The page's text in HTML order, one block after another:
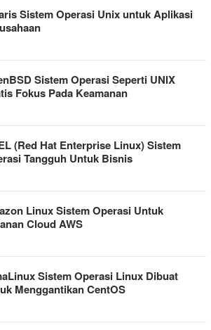
Sistem Operasi Unix untuk Aplikasi
Sistem Operasi Seperti UNIX
Fokus Pada Keamanan
(Red Hat Enterprise Linux) Sistem
Tangguh Untuk Bisnis
Linux Sistem Operasi Untuk
Cloud AWS
Sistem Operasi Linux Dibuat
Menggantikan CentOS